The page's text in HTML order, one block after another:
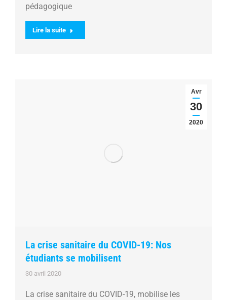
pédagogique
Lire la suite
Avr
30
2020
La crise sanitaire du COVID-19: Nos
étudiants se mobilisent
30 avril 2020
La crise sanitaire du COVID-19, mobilise les